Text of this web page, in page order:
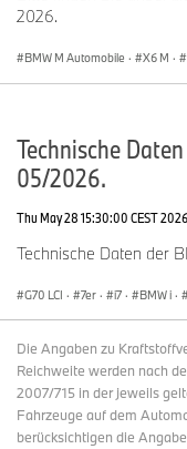
2026.
BMW M Automobile · X6 M ·
Technische
05/2026.
Thu May 28 15:30:00 CEST 2026
Technische Daten der
G70 LCI · 7er · i7 · BMW i ·
Die Angaben zu
Reichweite werden nach
2007/715 in der jeweils
Fahrzeuge auf dem
berücksichtigen die